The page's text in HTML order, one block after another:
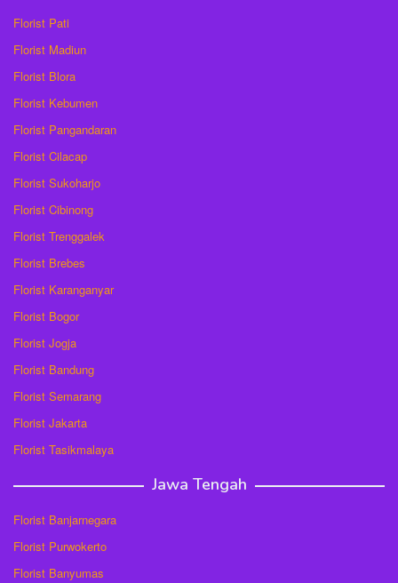
Florist Pati
Florist Madiun
Florist Blora
Florist Kebumen
Florist Pangandaran
Florist Cilacap
Florist Sukoharjo
Florist Cibinong
Florist Trenggalek
Florist Brebes
Florist Karanganyar
Florist Bogor
Florist Jogja
Florist Bandung
Florist Semarang
Florist Jakarta
Florist Tasikmalaya
Jawa Tengah
Florist Banjarnegara
Florist Purwokerto
Florist Banyumas